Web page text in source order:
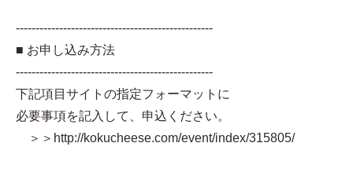
--------------------------------------------------
■ お申し込み方法
--------------------------------------------------
下記項目サイトの指定フォーマットに
必要事項を記入して、申込ください。
＞＞http://kokucheese.com/event/index/315805/